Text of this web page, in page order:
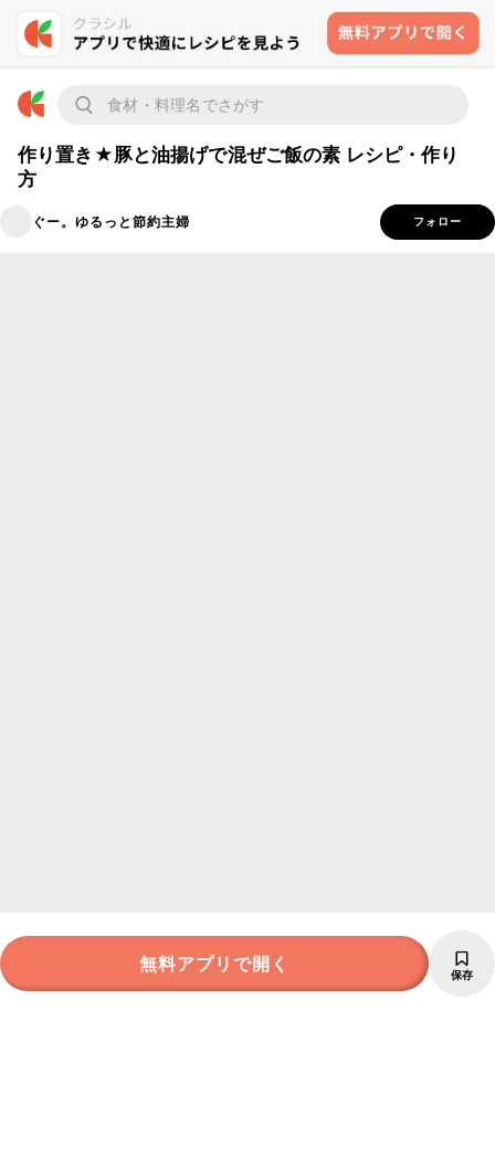
作り置き★豚と油揚げで混ぜご飯の素 レシピ・作り
方
ぐー。ゆるっと節約主婦 フォロー
無料アプリで開く 保存